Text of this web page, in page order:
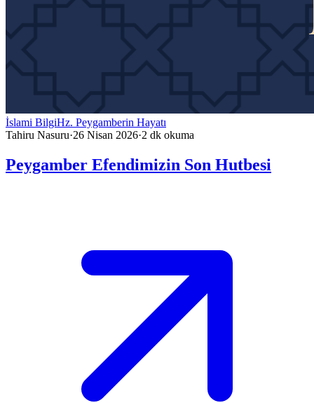
İslami BilgiHz. Peygamberin Hayatı
Tahiru Nasuru·26 Nisan 2026·2 dk okuma
Peygamber Efendimizin Son Hutbesi